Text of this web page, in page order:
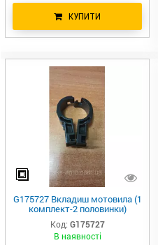
КУПИТИ
G175727 Вкладиш мотовила (1
комплект-2 половинки)
Greenly Machinery H136954
G175727 H175727 9842300
243736 89842300 1347084C1
Код: G175727
В наявності